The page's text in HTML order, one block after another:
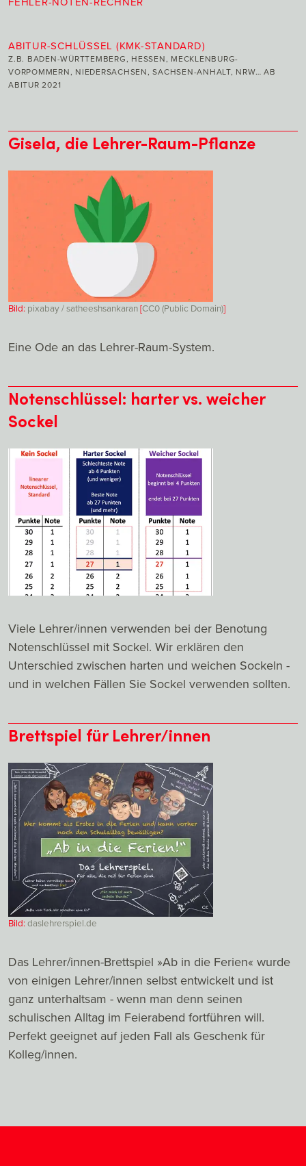
ABITUR-SCHLÜSSEL (KMK-STANDARD)
Z.B. BADEN-WÜRTTEMBERG, HESSEN, MECKLENBURG-
VORPOMMERN, NIEDERSACHSEN, SACHSEN-ANHALT, NRW… AB
ABITUR 2021
Gisela, die Lehrer-Raum-Pflanze
Bild: pixabay / satheeshsankaran[CC0 (Public Domain)]
Eine Ode an das Lehrer-Raum-System.
Notenschlüssel: harter vs. weicher
Sockel
Viele Lehrer/innen verwenden bei der Benotung
Notenschlüssel mit Sockel. Wir erklären den
Unterschied zwischen harten und weichen Sockeln -
und in welchen Fällen Sie Sockel verwenden sollten.
Brettspiel für Lehrer/innen
Bild:daslehrerspiel.de
Das Lehrer/innen-Brettspiel »Ab in die Ferien« wurde
von einigen Lehrer/innen selbst entwickelt und ist
ganz unterhaltsam - wenn man denn seinen
schulischen Alltag im Feierabend fortführen will.
Perfekt geeignet auf jeden Fall als Geschenk für
Kolleg/innen.